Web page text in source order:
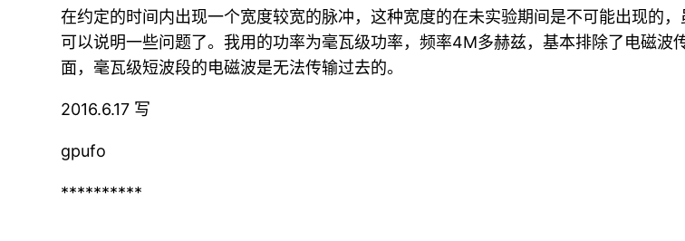
在约定的时间内出现一个宽度较宽的脉冲，这种宽度的在未实验期间是不可能出现的
可以说明一些问题了。我用的功率为毫瓦级功率，频率4M多赫兹，基本排除了电磁
面，毫瓦级短波段的电磁波是无法传输过去的。
2016.6.17 写
gpufo
**********